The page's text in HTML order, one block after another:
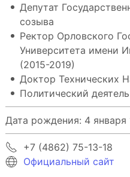
Депутат
созыва
Ректор Орловского
Университета имени
(2015-2019)
Доктор Технических
Политический деятель
Дата рождения: 4 января
+7 (4862) 75-13-18
Официальный сайт